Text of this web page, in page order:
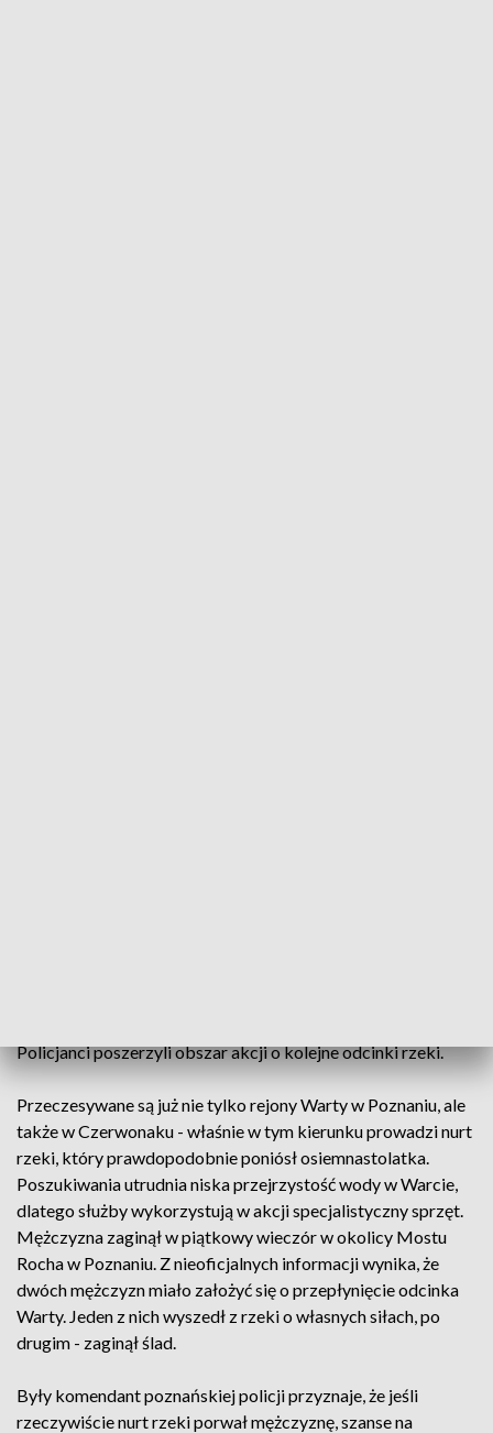
Policjanci poszerzyli obszar akcji o kolejne odcinki rzeki.
Przeczesywane są już nie tylko rejony Warty w Poznaniu, ale
także w Czerwonaku - właśnie w tym kierunku prowadzi nurt
rzeki, który prawdopodobnie poniósł osiemnastolatka.
Poszukiwania utrudnia niska przejrzystość wody w Warcie,
dlatego służby wykorzystują w akcji specjalistyczny sprzęt.
Mężczyzna zaginął w piątkowy wieczór w okolicy Mostu
Rocha w Poznaniu. Z nieoficjalnych informacji wynika, że
dwóch mężczyzn miało założyć się o przepłynięcie odcinka
Warty. Jeden z nich wyszedł z rzeki o własnych siłach, po
drugim - zaginął ślad.
Były komendant poznańskiej policji przyznaje, że jeśli
rzeczywiście nurt rzeki porwał mężczyznę, szanse na